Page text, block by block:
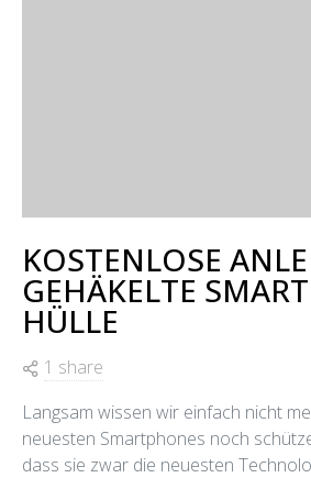
KOSTENLOSE
GEHÄKELTE
HÜLLE
1 share
Langsam wissen wir einfach nicht
neuesten Smartphones noch
dass sie zwar die neuesten